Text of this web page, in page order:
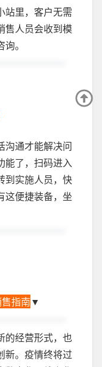
站里，客户无需
售人员会收到模
。
沟通才能解决问
能了，扫码进入
到实施人员，快
这便捷装备，坐
指南▼
的经营形式，也
新。疫情终将过